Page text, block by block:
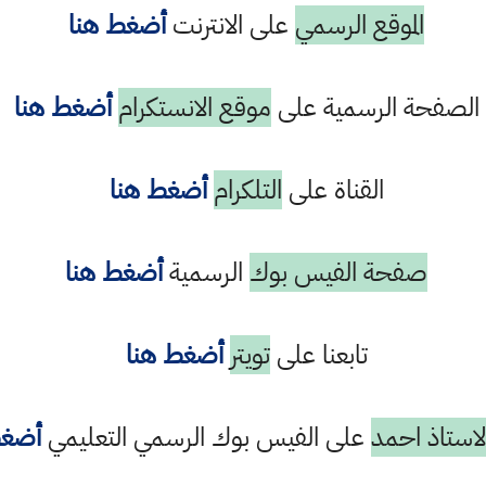
الموقع الرسمي على الانترنتأضغط هنا
الصفحة الرسمية على موقع الانستكرام أضغط هنا
القناة على التلكرام أضغط هنا
صفحة الفيس بوك الرسميةأضغط هنا
تابعنا علىتويتر أضغط هنا
احمدعلى الفيس بوك الرسمي التعليمي